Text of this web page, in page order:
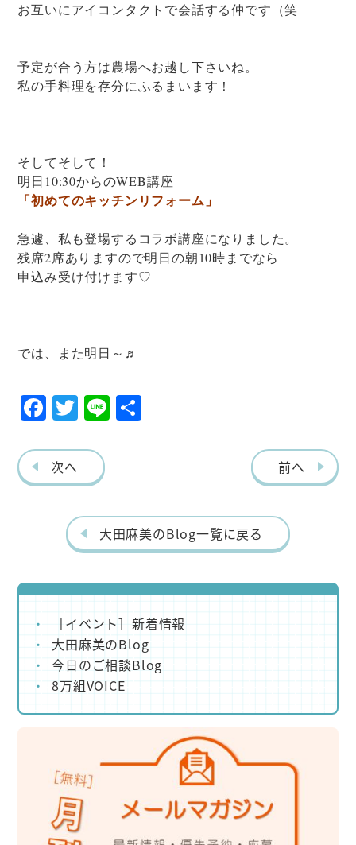
お互いにアイコンタクトで会話する仲です（笑
予定が合う方は農場へお越し下さいね。
私の手料理を存分にふるまいます！
そしてそして！
明日10:30からのWEB講座
「初めてのキッチンリフォーム」
急遽、私も登場するコラボ講座になりました。
残席2席ありますので明日の朝10時までなら
申込み受け付けます♡
では、また明日～♬
F
eb
o
T
itt
er
Li
次へ 前へ
大田麻美のBlog一覧に戻る
［イベント］新着情報
大田麻美のBlog
今日のご相談Blog
8万組VOICE